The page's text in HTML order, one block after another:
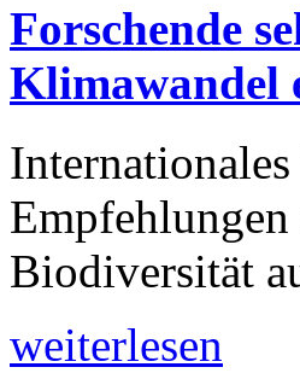
Forschende
Klimawandel
Biodiversität
weiterlesen